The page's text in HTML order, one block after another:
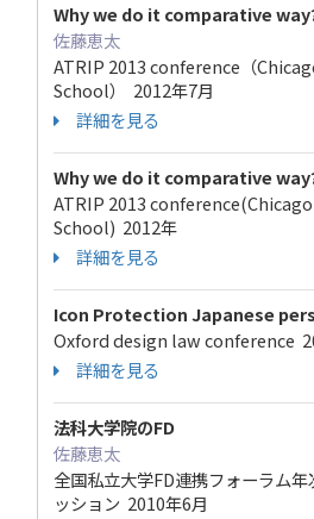
Why we do it comparative
佐藤恵太
ATRIP 2013 conference（
School） 2012年7月
詳細を見る
Why we do it comparative
ATRIP 2013
School) 2012年
詳細を見る
Icon Protection Japanese
Oxford design law conference
詳細を見る
法科大学院のFD
佐藤恵太
全国私立大学FD連携フォーラム
ッション 2010年6月